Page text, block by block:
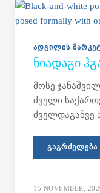
ᲐᲓᲒᲘᲚᲘᲡ
ᲜᲘᲐᲓᲐᲒᲘ
მოსე
ძველი
ძველდაგანვე
ᲒᲐᲒᲠᲫᲔᲚᲔᲑᲐ
15 NOVEMBER,